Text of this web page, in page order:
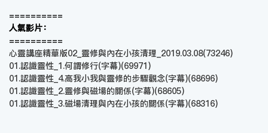
==========
人氣影片：
==========
心靈講座精華版02_靈修與內在小孩清理_2019.03.08(73246)
01.認識靈性_1.何謂修行(字幕)(69971)
01.認識靈性_4.高我小我與靈修的步驟觀念(字幕)(68696)
01.認識靈性_2.靈修與磁場的關係(字幕)(68605)
01.認識靈性_3.磁場清理與內在小孩的關係(字幕)(68316)